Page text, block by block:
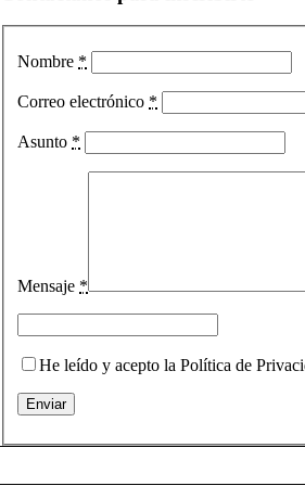
Nombre *
Correo electrónico *
Asunto *
Mensaje *
He leído y acepto la Política de